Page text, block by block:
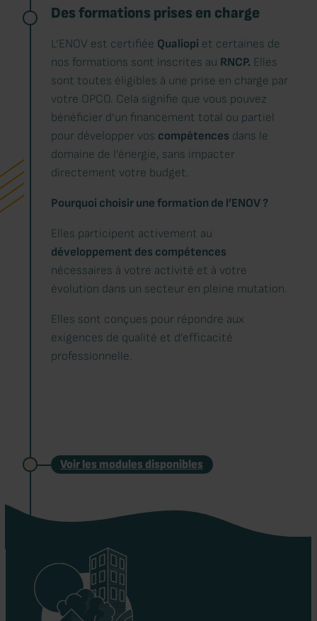
Des formations prises en charge
L’ENOV est certifiée Qualiopi et certaines de
nos formations sont inscrites au RNCP. Elles
sont toutes éligibles à une prise en charge par
votre OPCO. Cela signifie que vous pouvez
bénéficier d’un financement total ou partiel
pour développer vos compétences dans le
domaine de l’énergie, sans impacter
directement votre budget.
Pourquoi choisir une formation de l’ENOV ?
Elles participent activement au
développement des compétences
nécessaires à votre activité et à votre
évolution dans un secteur en pleine mutation.
Elles sont conçues pour répondre aux
exigences de qualité et d’efficacité
professionnelle.
Voir les modules disponibles